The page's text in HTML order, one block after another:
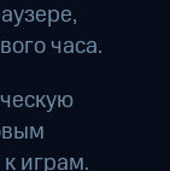
часа.
играм.